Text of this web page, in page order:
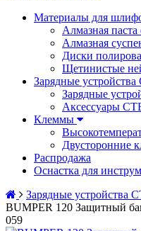
Материалы для
Алмазная паста
Алмазная
Диски
Щетинистые
Зарядные устройства
Зарядные
Аксессуары
Клеммы
Двусторонние
Распродажа
Оснастка для
Зарядные устройства
BUMPER 120 Защитный
059